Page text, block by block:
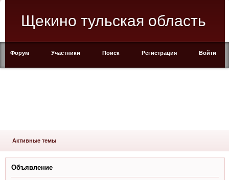
Щекино тульская область
Форум Участники Поиск Регистрация Войти
Активные темы
Объявление